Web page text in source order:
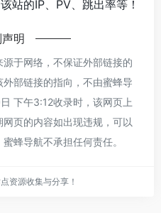
站的IP、PV、跳出率等！
明
于网络，不保证外部链接的
部链接的指向，不由蜜蜂导
下午3:12收录时，该网页上
页的内容如出现违规，可以
蜂导航不承担任何责任。
资源收集与分享！